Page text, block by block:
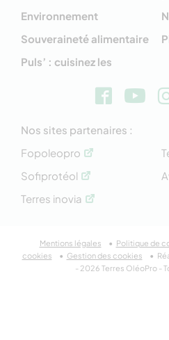
Environnement
Souveraineté alimentaire
Puls’ : cuisinez les
Nos sites partenaires :
Fopoleopro
Sofiprotéol
Terres inovia
Mentions légales Politique de
cookies
Gestion des cookies
- 2026 Terres OléoPro -